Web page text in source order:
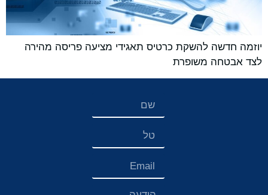
יוזמה חדשה להשקת כרטיס תאגידי מציעה פריסה מהירה
לצד אבטחה משופרת